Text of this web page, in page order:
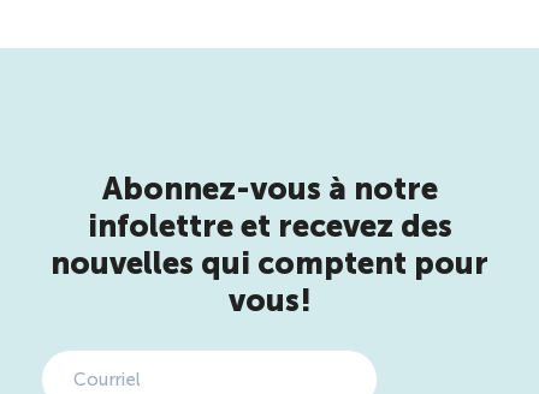
Abonnez-vous à notre
infolettre et recevez des
nouvelles qui comptent pour
vous!